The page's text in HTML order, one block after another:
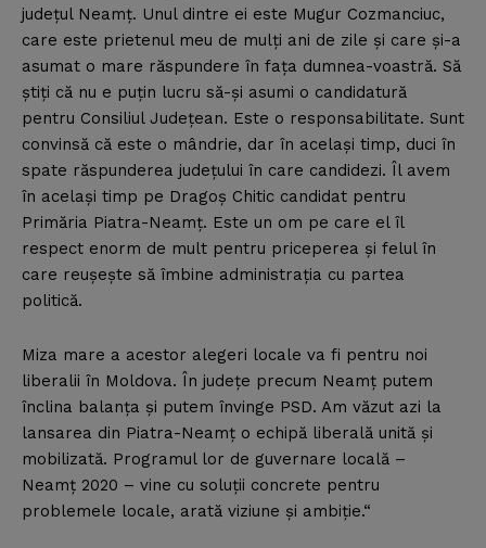
judeţul Neamţ. Unul dintre ei este Mugur Cozmanciuc,
care este prietenul meu de mulţi ani de zile şi care şi-a
asumat o mare răspundere în faţa dumnea-voastră. Să
ştiţi că nu e puţin lucru să-şi asumi o candidatură
pentru Consiliul Judeţean. Este o responsabilitate. Sunt
convinsă că este o mândrie, dar în acelaşi timp, duci în
spate răspunderea judeţului în care candidezi. Îl avem
în acelaşi timp pe Dragoş Chitic candidat pentru
Primăria Piatra-Neamţ. Este un om pe care el îl
respect enorm de mult pentru priceperea şi felul în
care reuşeşte să îmbine administraţia cu partea
politică.
Miza mare a acestor alegeri locale va fi pentru noi
liberalii în Moldova. În judeţe precum Neamţ putem
înclina balanţa şi putem învinge PSD. Am văzut azi la
lansarea din Piatra-Neamţ o echipă liberală unită şi
mobilizată. Programul lor de guvernare locală –
Neamţ 2020 – vine cu soluţii concrete pentru
problemele locale, arată viziune şi ambiţie.“